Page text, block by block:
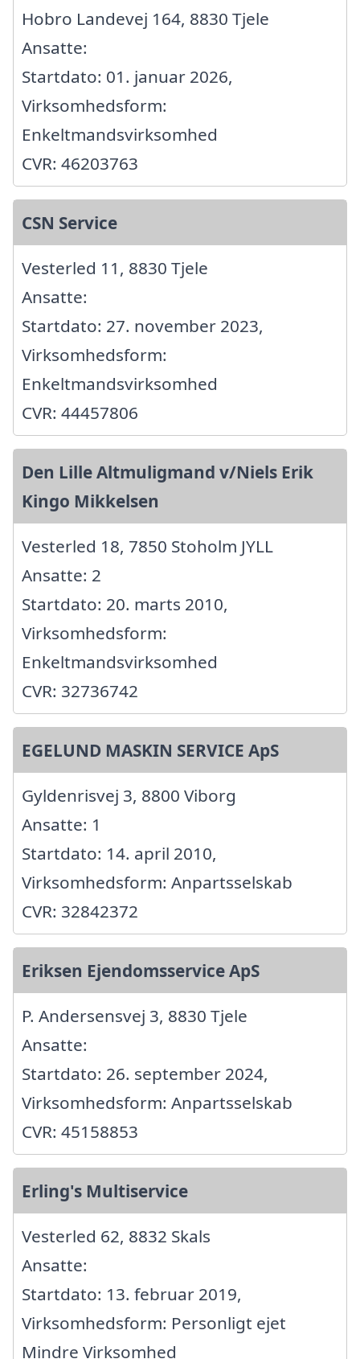
Hobro Landevej 164, 8830 Tjele
Ansatte:
Startdato: 01. januar 2026,
Virksomhedsform:
Enkeltmandsvirksomhed
CVR: 46203763
CSN Service
Vesterled 11, 8830 Tjele
Ansatte:
Startdato: 27. november 2023,
Virksomhedsform:
Enkeltmandsvirksomhed
CVR: 44457806
Den Lille Altmuligmand v/Niels Erik
Kingo Mikkelsen
Vesterled 18, 7850 Stoholm JYLL
Ansatte: 2
Startdato: 20. marts 2010,
Virksomhedsform:
Enkeltmandsvirksomhed
CVR: 32736742
EGELUND MASKIN SERVICE ApS
Gyldenrisvej 3, 8800 Viborg
Ansatte: 1
Startdato: 14. april 2010,
Virksomhedsform: Anpartsselskab
CVR: 32842372
Eriksen Ejendomsservice ApS
P. Andersensvej 3, 8830 Tjele
Ansatte:
Startdato: 26. september 2024,
Virksomhedsform: Anpartsselskab
CVR: 45158853
Erling's Multiservice
Vesterled 62, 8832 Skals
Ansatte:
Startdato: 13. februar 2019,
Virksomhedsform: Personligt ejet
Mindre Virksomhed